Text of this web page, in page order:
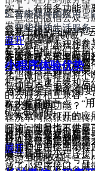
提交小程序审核
发布小程序
五、 运营推广
5.1 线上推广
微信公众号、朋友圈
小程序广告投放
与其他平台合作推广
5.2 线下推广
在洗车网点张贴宣传
与汽车美容店合作推
举办线下推广活动
六、 预期收益
一旦您的微信公众号
容并与用户互动。您
吸引用户的关注和参
客服等方式来回应用
推广和营销
推广和营销是吸引更
广活动、粉丝互动等
考虑与其他公众号合
5.进行测试和调试
在本地开发环境中测
行和提供正确的功能
6.发布和推广
将小程序提交到相关
的用户使用你的小程
智能硬件的应用：
智能化的生活服务
总的来说，未来微信
化。微信小程序将不
实现用户与服务之间
最新上线的“小程序·
务，减轻了小程序在
务的搭建、部署和运
使用平台提供的简易
程序的快速上线和迭
的云服务相互兼容，
目前该方案释放的三
管理。
实上，有很多功能需
在本文中，我们将探
访问性的优点；以及
什么是辅助功能？
可访问性是指可供尽
计。这包括那些残障
难或耳聋。
展开
小程序体验优势
小程序是一种不需
欢小程序的一点，“
搜索就可以打开的应
问题，同时也不需要
软件，市场里面也是
随其后开放小程序接
放了小程序接口，就
展开